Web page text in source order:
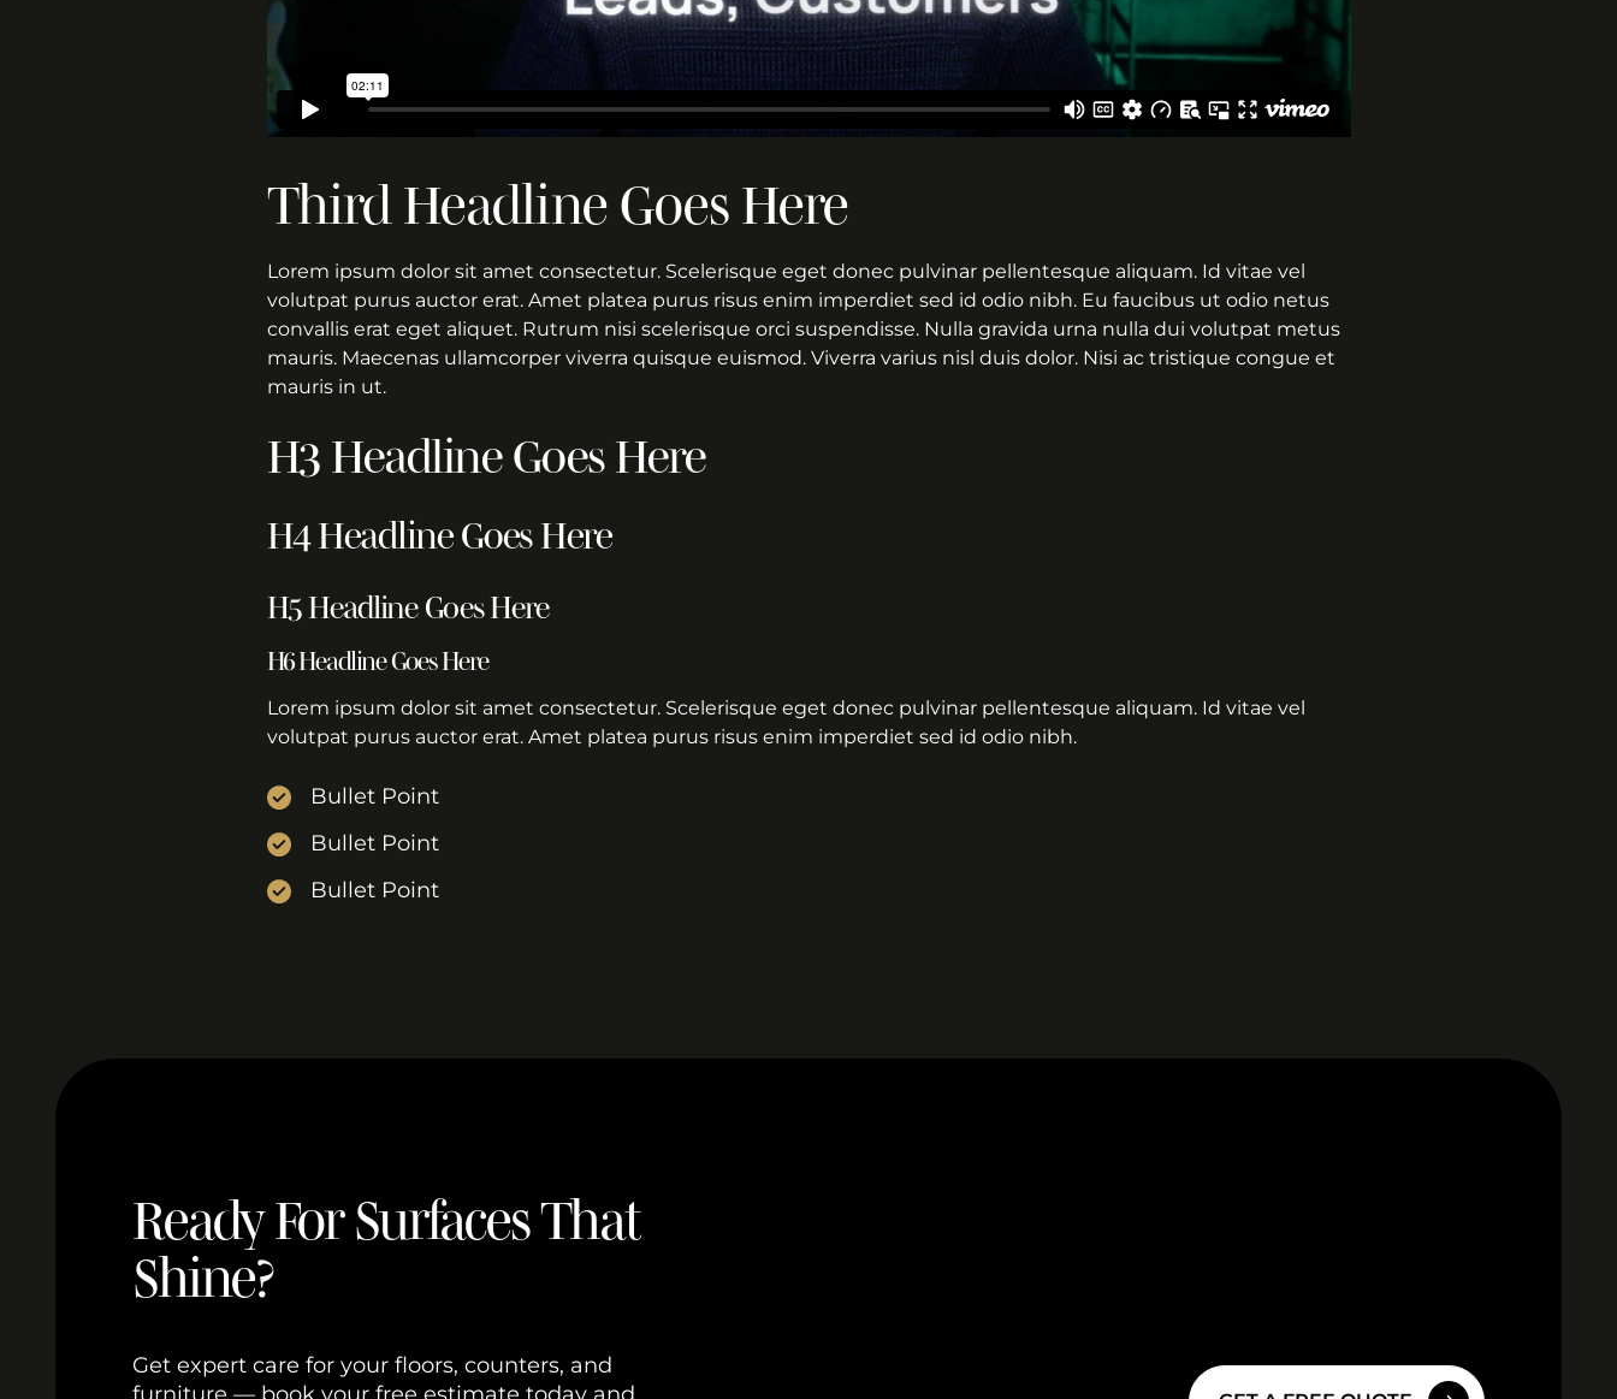
Third Headline Goes Here
Lorem ipsum dolor sit amet consectetur. Scelerisque eget donec pulvinar pellentesque aliquam. Id vitae vel
volutpat purus auctor erat. Amet platea purus risus enim imperdiet sed id odio nibh. Eu faucibus ut odio netus
convallis erat eget aliquet. Rutrum nisi scelerisque orci suspendisse. Nulla gravida urna nulla dui volutpat metus
mauris. Maecenas ullamcorper viverra quisque euismod. Viverra varius nisl duis dolor. Nisi ac tristique congue et
mauris in ut.
H3 Headline Goes Here
H4 Headline Goes Here
H5 Headline Goes Here
H6 Headline Goes Here
Lorem ipsum dolor sit amet consectetur. Scelerisque eget donec pulvinar pellentesque aliquam. Id vitae vel
volutpat purus auctor erat. Amet platea purus risus enim imperdiet sed id odio nibh.
Bullet Point
Bullet Point
Bullet Point
Ready For Surfaces That
Shine?
Get expert care for your floors, counters, and